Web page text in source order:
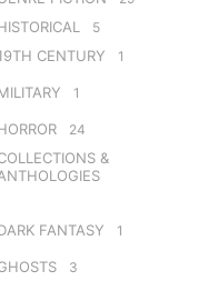
5
CENTURY 1
1
24
&
FANTASY 1
3